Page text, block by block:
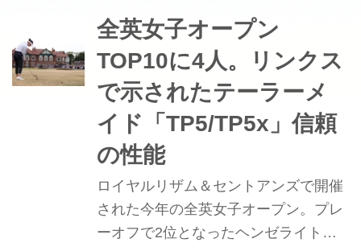
正確性までかなりのスキルが求められ
る、面白い戦いになりそうですよ！ 先
週の中京テレビ・ブリヂストンレディ
スオープンの優勝者であり、会場のあ
る徳島県が地元の鈴木愛プロは、「か
なり風が強いので対策が難しい。で
も、とにかくフェアウェイにさえ打っ
ていければチャンスが来るかなと思っ
ています」と我...
全英女子オープン
TOP10に4人。リンクス
で示されたテーラーメ
イド「TP5/TP5x」信頼
の性能
ロイヤルリザム＆セントアンズで開催
された今年の全英女子オープン。プレ
ーオフで2位となったヘンゼライトを